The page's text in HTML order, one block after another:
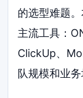
的选型难题
主流工具：
ClickUp、
队规模和业